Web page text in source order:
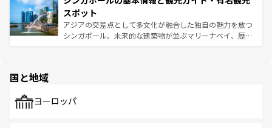
が待っている。親しみやすいタイの人々、仏教を中心とし
た文化、そして多様な観光資源が、訪れる旅人を魅了し続
ける。 なお、新着のタイ情報はコンテンツ一覧を参照して
ており、効率よく見どころを回れるのも魅力。息をのむよ
うな絶景から文化的な体験まで、香港を存分に楽しみ尽く
そう。 なお、新着の香港情報はコンテンツ一覧を参照して
スポット
アジアの交差点として多文化が融合した独自の魅力を放つ
シンガポール。未来的な建築物が並ぶマリーナベイ、歴史
で、ホーカーズは地元の風情を楽しめる外せないスポット
国と地域
ヨーロッパ